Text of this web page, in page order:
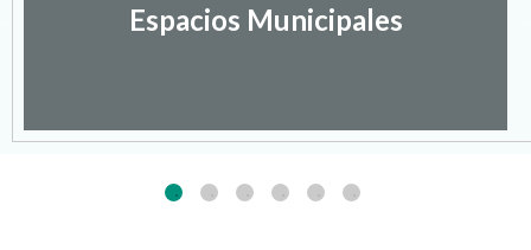
Espacios Municipales